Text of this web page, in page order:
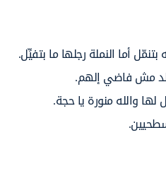
أما النملة رجلها ما بتفيِّل.
مش فاضي إلهم.
والله منورة يا حجة.